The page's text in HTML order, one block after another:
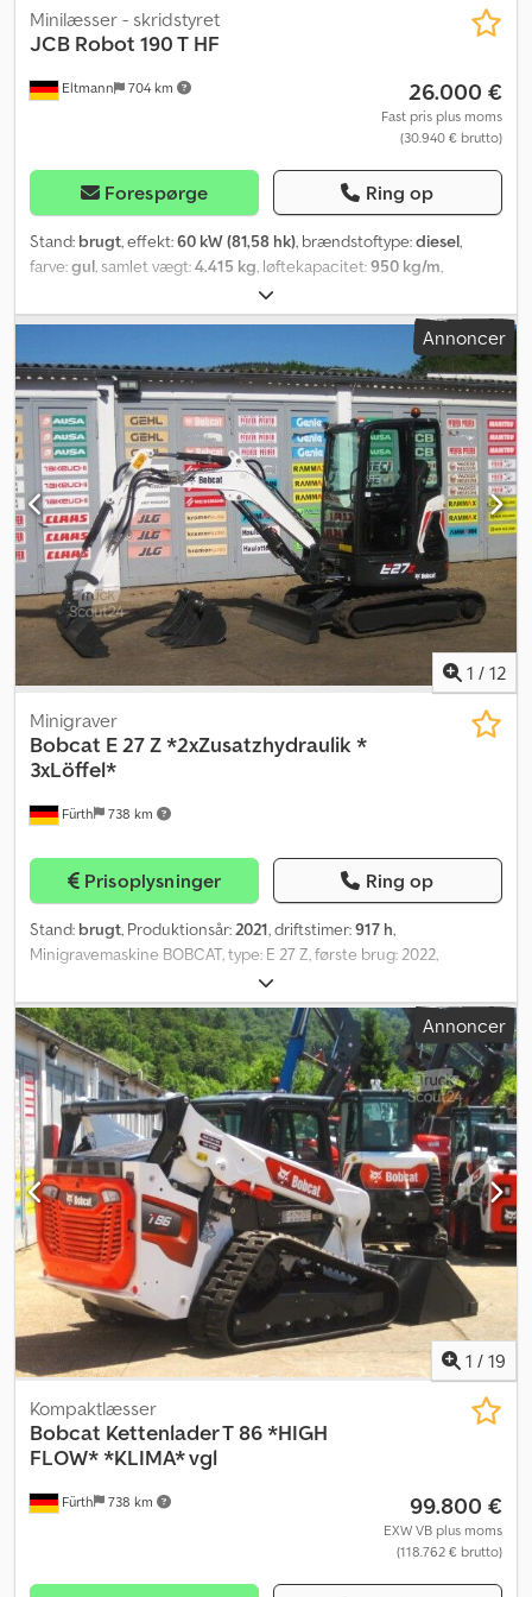
Eltmann 704 km
Minilæsser - skridstyret
JCB Robot 190 T HF
26.000 €
Fast pris plus moms
(30.940 € brutto)
Forespørge Ring op
Stand: brugt, effekt:60 kW (81,58 hk), brændstoftype:diesel,
farve:gul, samlet vægt:4.415 kg, løftekapacitet:950 kg/m,
, Produktionsår:
maskine/køretøjsnummer:888546, Udstyr:UVV-
sikkerhedseftersyn, ekstra forlygter, gummibånd, pallelifte,
standardskovl, Udstyr / Tekniske specifikationer: - Highflow
hydraulik - Parallelføring - Mekanisk hurtigskifter - Standard skovl
Cedpfxsi Rtz De Afuerf - Pallegafler - Skovlvolumen 0,5 m³
Annoncer
1 / 12
Fürth 738 km
Minigraver
Bobcat E 27 Z *2xZusatzhydraulik *
3xLöffel*
Prisoplysninger Ring op
Stand: brugt, Produktionsår:2021, driftstimer:917 h,
Minigravemaskine BOBCAT, type: E 27 Z, første brug: 2022,
driftsvægt: 2.705 kg, KUBOTA dieselmotor (type: D 1105 – 20,94 hk /
15,40 kW ved 2.400 o/min), HURTIGSKIFTE, EKSTRA HYDRAULIK (2x),
LANG GRAVESKAFT, BOBCAT GUMMIBÆLTER (bredde: 300 mm), 3
ruller på hver side, SKUBBESKJOLD (bredde ca. 1.550 mm), 3x
SKOVL (bredde: 1.200 mm, 450 mm + 280 mm), CPB,
overbelastningshøjde: 3.057 mm, grave­dybde: 2.890 mm, kabine
(farvet glas) – sidevindue som kan åbnes, DØR, ROPS/FOPS,
BOBCAT komfortsæde, vinduesvisker, varme/ventilation,
ARBEJDSLYS (foran/arm), fastgørelses- og transportøjer.
Transportmål: Længde: ca. 4.325 mm, bredde: ca. 1.550 mm, højde:
ca. 2.438 mm. ∗∗∗ FINANSIERING MULIG / TRANSPORT TIL GODE
VILKÅR (WORLDWIDE) / VED EKSPORT BETALES KUN
NETTOBELØBET (!) ∗∗∗ © pb Cedpfx Afsy Iflbjuerf
Annoncer
1 / 19
Fürth 738 km
Kompaktlæsser
Bobcat Kettenlader T 86 *HIGH
FLOW* *KLIMA* vgl
99.800 €
EXW VB plus moms
(118.762 € brutto)